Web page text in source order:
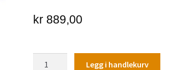
kr889,00
Legg i handlekurv